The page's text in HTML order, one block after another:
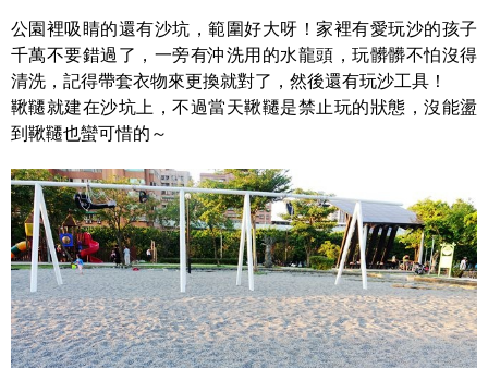
公園裡吸睛的還有沙坑，範圍好大呀！家裡有愛玩沙的孩子
千萬不要錯過了，一旁有沖洗用的水龍頭，玩髒髒不怕沒得
清洗，記得帶套衣物來更換就對了，然後還有玩沙工具！
鞦韆就建在沙坑上，不過當天鞦韆是禁止玩的狀態，沒能盪
到鞦韆也蠻可惜的～